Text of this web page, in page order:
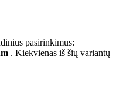
pasirinkimus:
. Kiekvienas iš šių variantų